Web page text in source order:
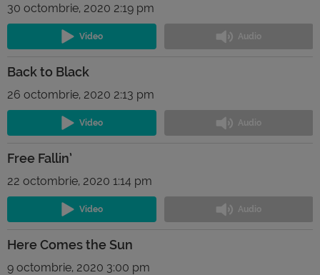
30 octombrie, 2020 2:19 pm
Back to Black
26 octombrie, 2020 2:13 pm
Free Fallin’
22 octombrie, 2020 1:14 pm
Here Comes the Sun
9 octombrie, 2020 3:00 pm